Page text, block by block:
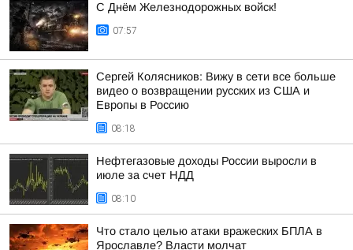
С Днём Железнодорожных войск!
07:57
Сергей Колясников: Вижу в сети все больше
видео о возвращении русских из США и
Европы в Россию
08:18
Нефтегазовые доходы России выросли в
июле за счет НДД
08:10
Что стало целью атаки вражеских БПЛА в
Ярославле? Власти молчат